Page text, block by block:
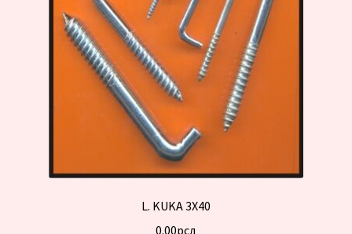
L. KUKA 3X40
0.00рсд